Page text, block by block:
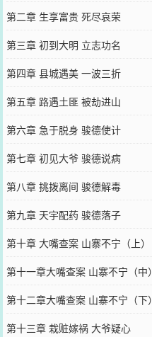
第二章 生享富贵 死尽哀荣
第三章 初到大明 立志功名
第四章 县城遇美 一波三折
第五章 路遇土匪 被劫进山
第六章 急于脱身 骏德使计
第七章 初见大爷 骏德说病
第八章 挑拨离间 骏德解毒
第九章 天宇配药 骏德落子
第十章 大嘴查案 山寨不宁（上）
第十一章大嘴查案 山寨不宁（中）
第十二章大嘴查案 山寨不宁（下）
第十三章 栽赃嫁祸 大爷疑心